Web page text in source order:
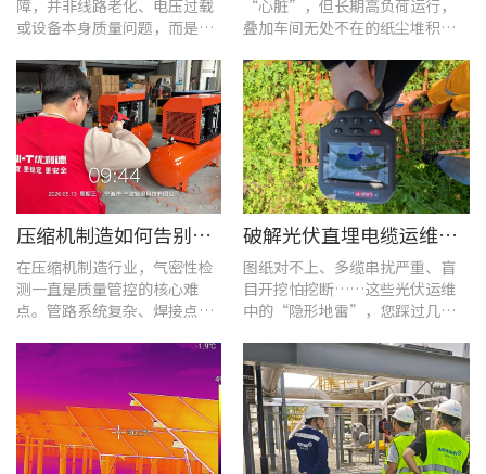
障，并非线路老化、电压过载
或设备本身质量问题，而是谐
易察觉的电能质量隐患导致。
“心脏”，但长期高负荷运行，
叠加车间无处不在的纸尘堆积，
端隐性发热。
压缩机制造如何告别“气密性焦虑”?UT568F红外声热成像仪实战揭秘
在压缩机制造行业，气密性检
测一直是质量管控的核心难
点。管路系统复杂、焊接点众
响产品的制冷性能和能效比
破解光伏直埋电缆运维难题：UT689B智能管线探测仪实测纪实
图纸对不上、多缆串扰严重、盲
目开挖怕挖断……这些光伏运维
中的“隐形地雷”，您踩过几